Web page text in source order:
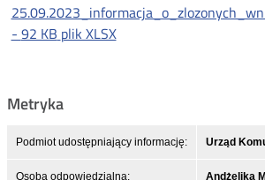
- 92 KB plik XLSX
Metryka
Podmiot udostępniający informację: Urząd
Osoba odpowiedzialna: Andżelika